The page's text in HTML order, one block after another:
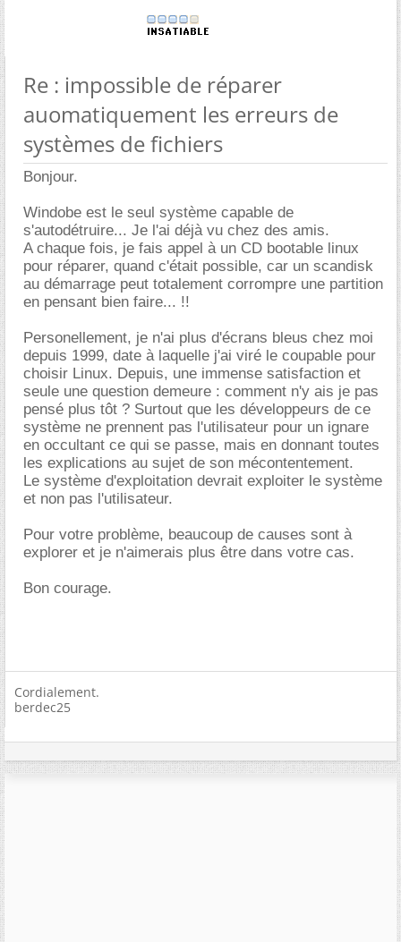
Re : impossible de réparer
auomatiquement les erreurs de
systèmes de fichiers
Bonjour.
Windobe est le seul système capable de
s'autodétruire... Je l'ai déjà vu chez des amis.
A chaque fois, je fais appel à un CD bootable linux
pour réparer, quand c'était possible, car un scandisk
au démarrage peut totalement corrompre une partition
en pensant bien faire... !!
Personellement, je n'ai plus d'écrans bleus chez moi
depuis 1999, date à laquelle j'ai viré le coupable pour
choisir Linux. Depuis, une immense satisfaction et
seule une question demeure : comment n'y ais je pas
pensé plus tôt ? Surtout que les développeurs de ce
système ne prennent pas l'utilisateur pour un ignare
en occultant ce qui se passe, mais en donnant toutes
les explications au sujet de son mécontentement.
Le système d'exploitation devrait exploiter le système
et non pas l'utilisateur.
Pour votre problème, beaucoup de causes sont à
explorer et je n'aimerais plus être dans votre cas.
Bon courage.
Cordialement.
berdec25